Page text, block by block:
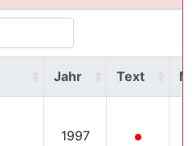
Jahr Text
1997